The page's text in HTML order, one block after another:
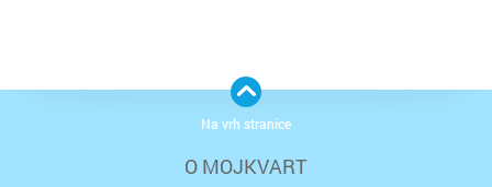
O MOJKVART
Na vrh stranice